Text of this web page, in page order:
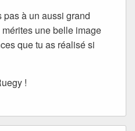
pas à un aussi grand
une belle image
que tu as réalisé si
!